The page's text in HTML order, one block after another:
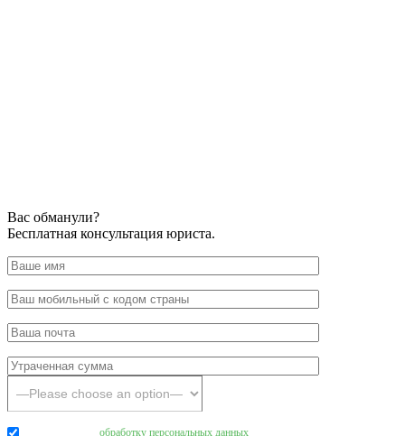
Вас обманули?
Бесплатная консультация юриста.
обработку персональных данных